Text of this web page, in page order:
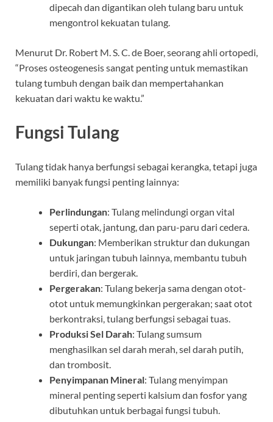
dipecah dan digantikan oleh tulang baru untuk
mengontrol kekuatan tulang.
Menurut Dr. Robert M. S. C. de Boer, seorang ahli ortopedi,
“Proses osteogenesis sangat penting untuk memastikan
tulang tumbuh dengan baik dan mempertahankan
kekuatan dari waktu ke waktu.”
Fungsi Tulang
Tulang tidak hanya berfungsi sebagai kerangka, tetapi juga
memiliki banyak fungsi penting lainnya:
Perlindungan: Tulang melindungi organ vital
seperti otak, jantung, dan paru-paru dari cedera.
Dukungan: Memberikan struktur dan dukungan
untuk jaringan tubuh lainnya, membantu tubuh
berdiri, dan bergerak.
Pergerakan: Tulang bekerja sama dengan otot-
otot untuk memungkinkan pergerakan; saat otot
berkontraksi, tulang berfungsi sebagai tuas.
Produksi Sel Darah: Tulang sumsum
menghasilkan sel darah merah, sel darah putih,
dan trombosit.
Penyimpanan Mineral: Tulang menyimpan
mineral penting seperti kalsium dan fosfor yang
dibutuhkan untuk berbagai fungsi tubuh.